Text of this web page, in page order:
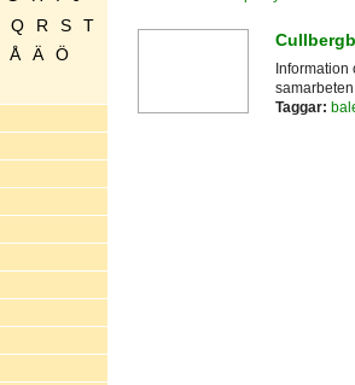
Q R S
T
Å Ä
Ö
Information
Taggar: